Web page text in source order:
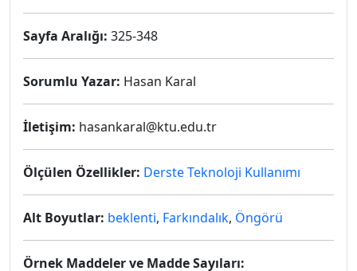
Sayfa Aralığı: 325-348
Sorumlu Yazar: Hasan Karal
İletişim: hasankaral@ktu.edu.tr
Ölçülen Özellikler: Derste Teknoloji Kullanımı
Alt Boyutlar: beklenti, Farkındalık, Öngörü
Örnek Maddeler ve Madde Sayıları: